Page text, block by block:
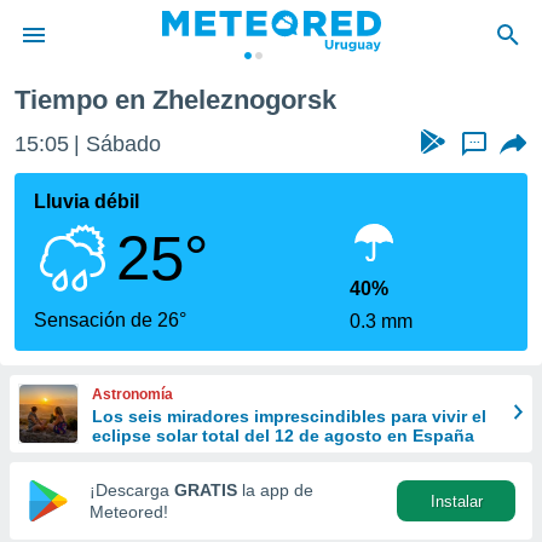
de
ha
para
que se
calidad.
a este
las
y
forma
digital
basada
Tiempo en Zheleznogorsk
15:05 Sábado ...
Lluvia débil
25°
Sensación de 26°
40%
0.3 mm
Astronomía
Los seis miradores imprescindibles para vivir el
eclipse solar total del 12 de agosto en España
¡Descarga GRATIS la app de
Meteored!
Instalar